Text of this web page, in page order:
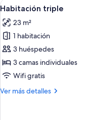
camas
Abrir
todas
las
fotos
de
Habitación
triple
4
Habitación triple
23 m²
1 habitación
3 huéspedes
3 camas individuales
Wifi gratis
Ver más detalles
Más